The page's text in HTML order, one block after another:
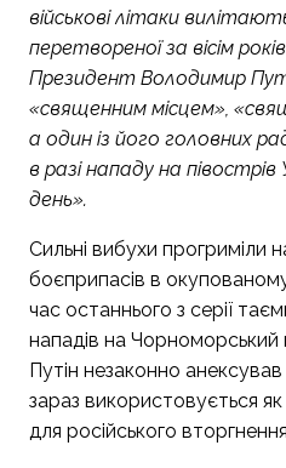
військові літаки
перетвореної за вісім
Президент Володимир
«священним місцем»,
а один із його головних
в разі нападу на
день».
Сильні вибухи прогриміли
боєприпасів в
час останнього з серії
нападів на Чорноморський
Путін незаконно анексував
зараз використовується
для російського